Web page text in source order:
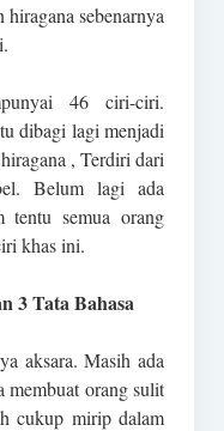
sebenarnya
46 ciri-ciri.
dibagi lagi menjadi
, Terdiri dari
Belum lagi ada
tentu semua orang
khas ini.
3 Tata Bahasa
aksara. Masih ada
membuat orang sulit
cukup mirip dalam